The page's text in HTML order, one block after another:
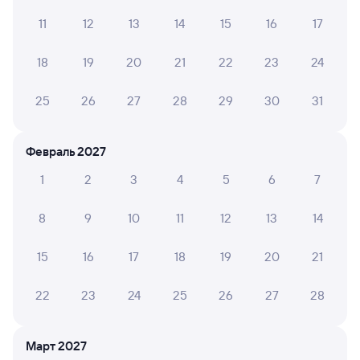
6 причин купить ж/д билеты
Онлайн-покупка за 4 минуты
Онлайн-возврат билетов без очереди в кассу
заходить.После первого стакана чая,у проводника
закончился сахар
11 12 13 14 15 16 17
18 19 20 21 22 23 24
25 26 27 28 29 30 31
Февраль 2027
1
2 3 4 5 6 7
8 9 10 11 12 13 14
15 16 17 18 19 20 21
22 23 24 25 26 27 28
Март 2027